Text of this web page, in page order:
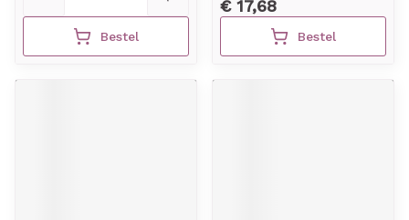
Bestel
€ 17,68
Bestel